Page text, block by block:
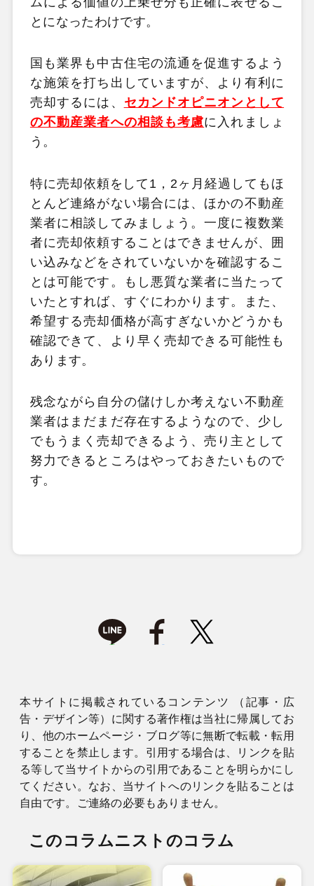
とになったわけです。
国も業界も中古住宅の流通を促進するよう
な施策を打ち出していますが、より有利に
売却するには、 セカンドオピニオンとして
の不動産業者への相談も考慮に入れましょ
う。
特に売却依頼をして1，2ヶ月経過してもほ
とんど連絡がない場合には、ほかの不動産
業者に相談してみましょう。一度に複数業
者に売却依頼することはできませんが、囲
い込みなどをされていないかを確認するこ
とは可能です。もし悪質な業者に当たって
いたとすれば、すぐにわかります。また、
希望する売却価格が高すぎないかどうかも
確認できて、より早く売却できる可能性も
あります。
残念ながら自分の儲けしか考えない不動産
業者はまだまだ存在するようなので、少し
でもうまく売却できるよう、売り主として
努力できるところはやっておきたいもので
す。
本サイトに掲載されているコンテンツ （記事・広
告・デザイン等）に関する著作権は当社に帰属してお
り、他のホームページ・ブログ等に無断で転載・転用
することを禁止します。引用する場合は、リンクを貼
る等して当サイトからの引用であることを明らかにし
てください。なお、当サイトへのリンクを貼ることは
自由です。ご連絡の必要もありません。
このコラムニストのコラム